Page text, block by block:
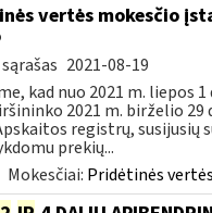
vertės mokesčio
2021-08-19
kad nuo 2021 m. liepos 1
2021 m. birželio 29
registrų, susijusių
prekių...
Mokesčiai: Pridėtinės